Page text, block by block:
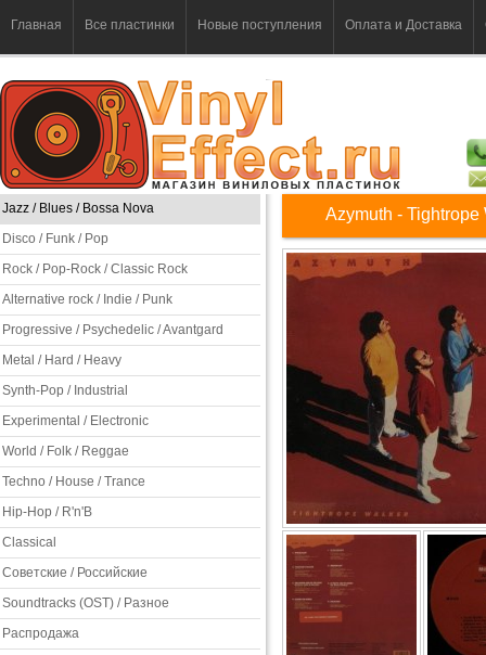
Главная Все пластинки Новые поступления Оплата и Доставка
Jazz / Blues / Bossa Nova
Disco / Funk / Pop
Rock / Pop-Rock / Classic Rock
Alternative rock / Indie / Punk
Progressive / Psychedelic / Avantgard
Metal / Hard / Heavy
Synth-Pop / Industrial
Experimental / Electronic
World / Folk / Reggae
Techno / House / Trance
Hip-Hop / R'n'B
Classical
Советские / Российские
Soundtracks (OST) / Разное
Распродажа
Azymuth - Tightrope